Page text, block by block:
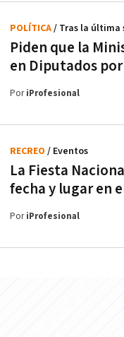
Piden que la
en Diputados
POLÍTICA/ Tras la última
PoriProfesional
La Fiesta
fecha y lugar en
RECREO / Eventos
PoriProfesional